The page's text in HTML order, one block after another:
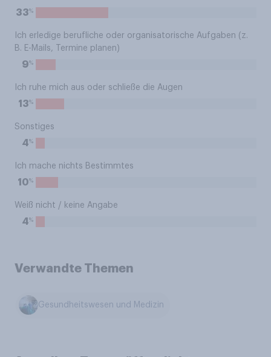
33%
Ich erledige berufliche oder organisatorische Aufgaben (z.
B. E-Mails, Termine planen)
9%
Ich ruhe mich aus oder schließe die Augen
13%
Sonstiges
4%
Ich mache nichts Bestimmtes
10%
Weiß nicht / keine Angabe
4%
Verwandte Themen
Gesundheitswesen und Medizin